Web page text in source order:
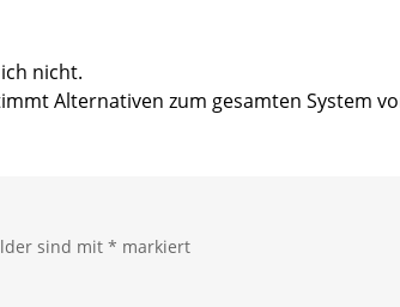
nicht.
Alternativen zum gesamten System
sind mit * markiert